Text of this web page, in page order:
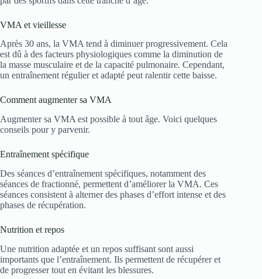
VMA et vieillesse
Après 30 ans, la VMA tend à diminuer progressivement. Cela
est dû à des facteurs physiologiques comme la diminution de
la masse musculaire et de la capacité pulmonaire. Cependant,
un entraînement régulier et adapté peut ralentir cette baisse.
Comment augmenter sa VMA
Augmenter sa VMA est possible à tout âge. Voici quelques
conseils pour y parvenir.
Entraînement spécifique
Des séances d’entraînement spécifiques, notamment des
séances de fractionné, permettent d’améliorer la VMA. Ces
séances consistent à alterner des phases d’effort intense et des
phases de récupération.
Nutrition et repos
Une nutrition adaptée et un repos suffisant sont aussi
importants que l’entraînement. Ils permettent de récupérer et
de progresser tout en évitant les blessures.